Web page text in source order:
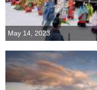
May 14, 2023